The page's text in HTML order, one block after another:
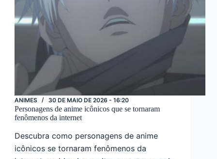
ANIMES 30 DE MAIO DE 2026 - 16:20
Personagens de anime icônicos que se tornaram
fenômenos da internet
Descubra como personagens de anime
icônicos se tornaram fenômenos da